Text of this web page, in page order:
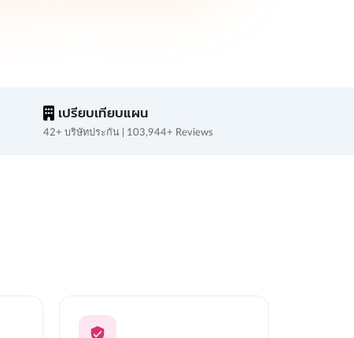
เปรียบเทียบแผน
42+ บริษัทประกัน | 103,944+ Reviews